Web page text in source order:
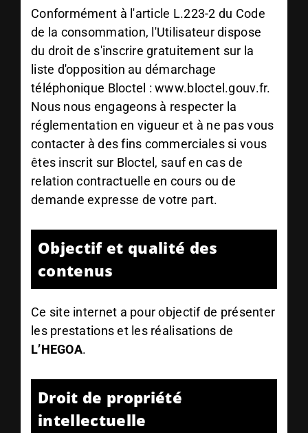
Conformément à l'article L.223-2 du Code
de la consommation, l'Utilisateur dispose
du droit de s'inscrire gratuitement sur la
liste d'opposition au démarchage
téléphonique Bloctel :www.bloctel.gouv.fr.
Nous nous engageons à respecter la
réglementation en vigueur et à ne pas vous
contacter à des fins commerciales si vous
êtes inscrit sur Bloctel, sauf en cas de
relation contractuelle en cours ou de
demande expresse de votre part.
Objectif et qualité des
contenus
Ce site internet a pour objectif de présenter
les prestations et les réalisations de
L’HEGOA.
Droit de propriété
intellectuelle